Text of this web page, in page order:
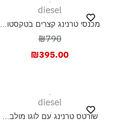
diesel
מכנסי טרנינג קצרים בטקסטו...
₪790
₪395.00
diesel
שורטס טרנינג עם לוגו מולב...